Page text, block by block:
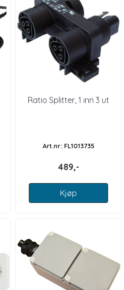
Ratio Splitter, 1 inn 3 ut
Art.nr: FL1013735
489,-
Kjøp